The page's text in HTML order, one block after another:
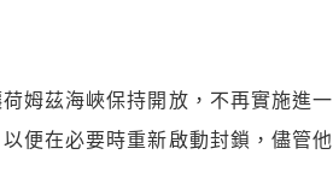
姆茲海峽保持開放，不再實施進一
便在必要時重新啟動封鎖，儘管他